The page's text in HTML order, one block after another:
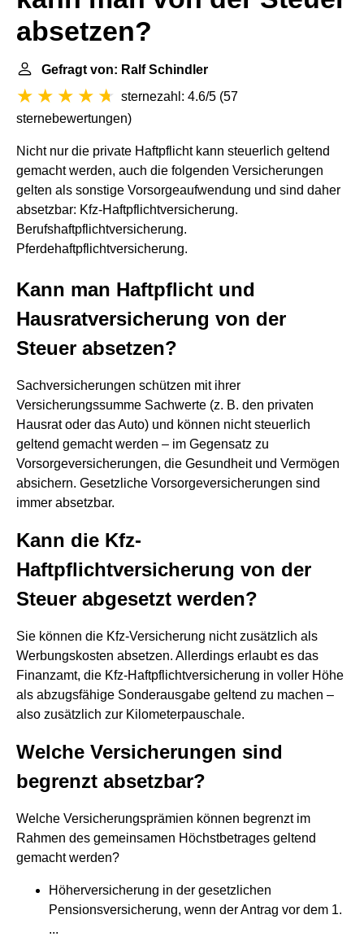
absetzen?
Gefragt von: Ralf Schindler
sternezahl: 4.6/5 (57
sternebewertungen)
Nicht nur die private Haftpflicht kann steuerlich geltend
gemacht werden, auch die folgenden Versicherungen
gelten als sonstige Vorsorgeaufwendung und sind daher
absetzbar: Kfz-Haftpflichtversicherung.
Berufshaftpflichtversicherung.
Pferdehaftpflichtversicherung.
Kann man Haftpflicht und
Hausratversicherung von der
Steuer absetzen?
Sachversicherungen schützen mit ihrer
Versicherungssumme Sachwerte (z. B. den privaten
Hausrat oder das Auto) und können nicht steuerlich
geltend gemacht werden – im Gegensatz zu
Vorsorgeversicherungen, die Gesundheit und Vermögen
absichern. Gesetzliche Vorsorgeversicherungen sind
immer absetzbar.
Kann die Kfz-
Haftpflichtversicherung von der
Steuer abgesetzt werden?
Sie können die Kfz-Versicherung nicht zusätzlich als
Werbungskosten absetzen. Allerdings erlaubt es das
Finanzamt, die Kfz-Haftpflichtversicherung in voller Höhe
als abzugsfähige Sonderausgabe geltend zu machen –
also zusätzlich zur Kilometerpauschale.
Welche Versicherungen sind
begrenzt absetzbar?
Welche Versicherungsprämien können begrenzt im
Rahmen des gemeinsamen Höchstbetrages geltend
gemacht werden?
Höherversicherung in der gesetzlichen
Pensionsversicherung, wenn der Antrag vor dem 1.
...